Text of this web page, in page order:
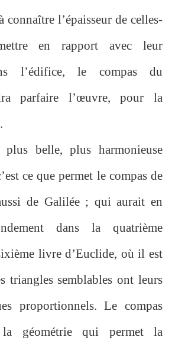
l’épaisseur de celles-
en rapport avec leur
l’édifice, le compas du
parfaire l’œuvre, pour la
plus belle, plus harmonieuse
ce que permet le compas de
de Galilée ; qui aurait en
dans la quatrième
livre d’Euclide, où il est
triangles semblables ont leurs
proportionnels. Le compas
géométrie qui permet la